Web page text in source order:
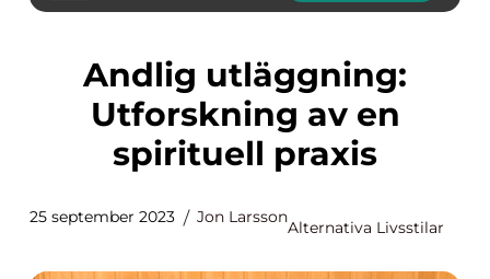
Andlig utläggning:
Utforskning av en
spirituell praxis
25 september 2023 Jon Larsson
Alternativa Livsstilar